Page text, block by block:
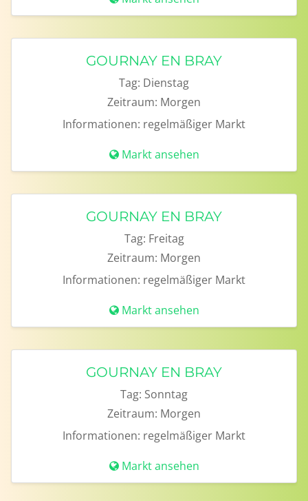
GOURNAY EN BRAY
Tag: Dienstag
Zeitraum: Morgen
Informationen: regelmäßiger Markt
Markt ansehen
GOURNAY EN BRAY
Tag: Freitag
Zeitraum: Morgen
Informationen: regelmäßiger Markt
Markt ansehen
GOURNAY EN BRAY
Tag: Sonntag
Zeitraum: Morgen
Informationen: regelmäßiger Markt
Markt ansehen